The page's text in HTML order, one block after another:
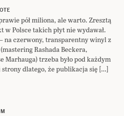
pół miliona, ale warto. Zresztą
w Polsce takich płyt nie wydawał.
na czerwony, transparentny winyl z
Rashada Beckera,
trzeba było pod każdym
dlatego, że publikacja się […]